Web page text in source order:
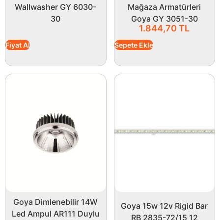
Wallwasher GY 6030-
30
Fiyat Al
Mağaza Armatürleri
Goya GY 3051-30
1.844,70 TL
Sepete Ekle
Goya Dimlenebilir 14W
Led Ampul AR111 Duylu
Goya 15w 12v Rigid Bar
RB 2835-72/15 12